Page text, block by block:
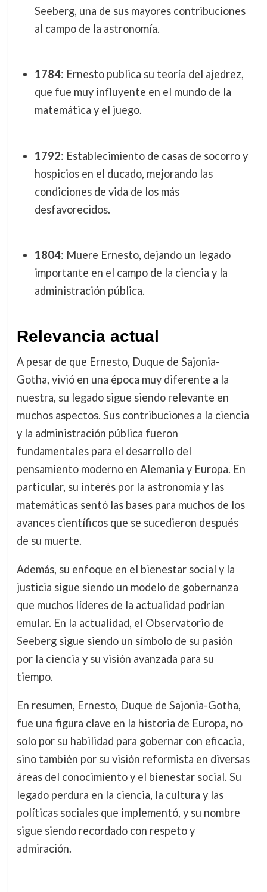
Seeberg, una de sus mayores contribuciones
al campo de la astronomía.
1784: Ernesto publica su teoría del ajedrez,
que fue muy influyente en el mundo de la
matemática y el juego.
1792: Establecimiento de casas de socorro y
hospicios en el ducado, mejorando las
condiciones de vida de los más
desfavorecidos.
1804: Muere Ernesto, dejando un legado
importante en el campo de la ciencia y la
administración pública.
Relevancia actual
A pesar de que Ernesto, Duque de Sajonia-
Gotha, vivió en una época muy diferente a la
nuestra, su legado sigue siendo relevante en
muchos aspectos. Sus contribuciones a la ciencia
y la administración pública fueron
fundamentales para el desarrollo del
pensamiento moderno en Alemania y Europa. En
particular, su interés por la astronomía y las
matemáticas sentó las bases para muchos de los
avances científicos que se sucedieron después
de su muerte.
Además, su enfoque en el bienestar social y la
justicia sigue siendo un modelo de gobernanza
que muchos líderes de la actualidad podrían
emular. En la actualidad, el Observatorio de
Seeberg sigue siendo un símbolo de su pasión
por la ciencia y su visión avanzada para su
tiempo.
En resumen, Ernesto, Duque de Sajonia-Gotha,
fue una figura clave en la historia de Europa, no
solo por su habilidad para gobernar con eficacia,
sino también por su visión reformista en diversas
áreas del conocimiento y el bienestar social. Su
legado perdura en la ciencia, la cultura y las
políticas sociales que implementó, y su nombre
sigue siendo recordado con respeto y
admiración.